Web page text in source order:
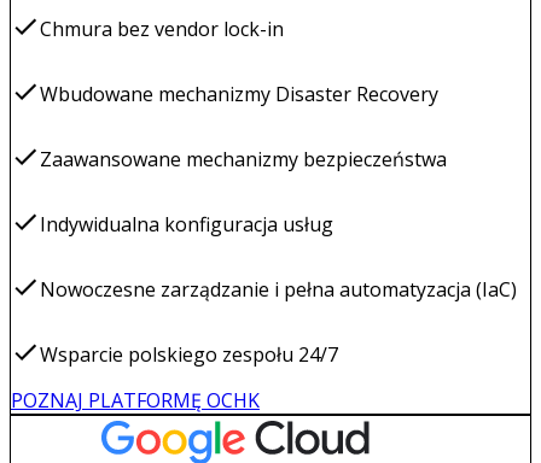
Chmura bez vendor lock-in
Wbudowane mechanizmy Disaster Recovery
Zaawansowane mechanizmy bezpieczeństwa
Indywidualna konfiguracja usług
Nowoczesne zarządzanie i pełna automatyzacja (IaC)
Wsparcie polskiego zespołu 24/7
POZNAJ PLATFORMĘ OCHK